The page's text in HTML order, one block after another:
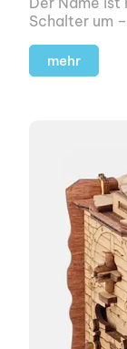
Schalter um
kippt.
mehr